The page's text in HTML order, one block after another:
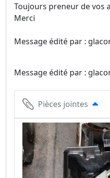
Toujours preneur de vos
Merci
Message édité par :
Message édité par :
Pièces jointes